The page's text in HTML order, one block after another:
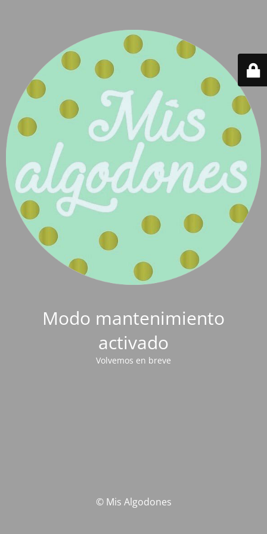
Modo mantenimiento
activado
Volvemos en breve
© Mis Algodones